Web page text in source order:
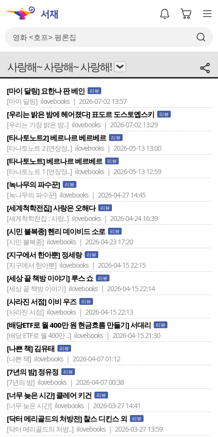
사랑해~ 사랑해~ 사랑해!
[마이 달링] 요한나 판 베인 리뷰
[마이 달링] ilovebooks | 2026-07-02 13:57
[우리는 밝은 밤에 헤어졌다] 표도르 도스토옙스키 리뷰
[우리는 가장 밝은 밤..] ilovebooks | 2026-07-02 13:29
[타나토노트2] 베르나르 베르베르 리뷰
[타나토노트 2 (연장정..] ilovebooks | 2026-05-13 13:00
[타나토노트] 베르나르 베르베르 리뷰
[타나토노트 1 (연장정..] ilovebooks | 2026-05-13 12:59
[녹나무의 파수꾼] 리뷰
[녹나무의 파수꾼] ilovebooks | 2026-04-27 14:45
[세계척학전집] 사랑은 오해다 리뷰
[세계척학전집 : 사랑..] ilovebooks | 2026-04-24 16:39
[시민 불복종] 헨리 데이비드 소로 리뷰
[시민 불복종] ilovebooks | 2026-04-23 17:20
[지구에서 한아뿐] 정세랑 리뷰
[지구에서 한아뿐] ilovebooks | 2026-04-15 22:15
[세상 끝 책방 이야기] 루스 쇼 리뷰
[세상 끝 책방 이야기] ilovebooks | 2026-04-15 22:14
[사라진 서점] 이비 우즈 리뷰
[사라진 서점] ilovebooks | 2026-04-15 22:13
[배당ETF로 월 400만 원 현금흐름 만들기] 서대리 리뷰
[배당 ETF로 월 400만 ..] ilovebooks | 2026-04-15 21:30
[나쁜 책] 김유태 리뷰
[나쁜 책] ilovebooks | 2026-04-07 01:12
[7년의 밤] 정유정 리뷰
[7년의 밤] ilovebooks | 2026-04-07 00:38
[너무 늦은 시간] 클레어 키건 리뷰
[너무 늦은 시간] ilovebooks | 2026-03-27 14:41
[닥터 메리골드의 처방전] 찰스 디킨스 외 리뷰
[닥터 메리골드의 처방..] ilovebooks | 2026-03-27 13:59